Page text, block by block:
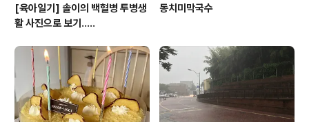
[육아일기] 솔이의 백혈병 투병생
활 사진으로 보기.....
동치미막국수